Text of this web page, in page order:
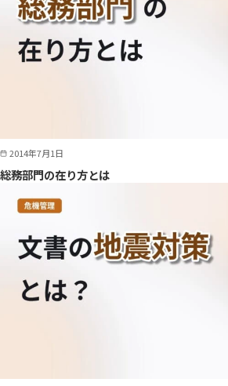
2014年7月1日
総務部門の在り方とは